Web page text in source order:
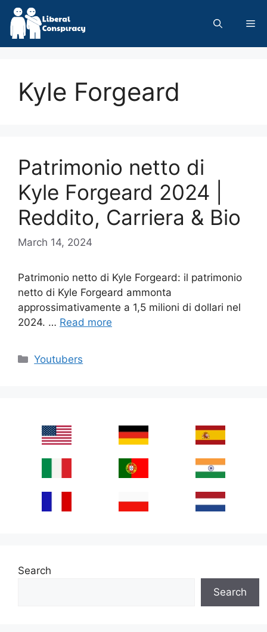
Skip
content
Kyle Forgeard
Patrimonio netto di
Kyle Forgeard 2024 |
Reddito, Carriera & Bio
March 14, 2024
Patrimonio netto di Kyle Forgeard: il patrimonio
netto di Kyle Forgeard ammonta
approssimativamente a 1,5 milioni di dollari nel
2024. … Read more
Categories
Youtubers
Search
Search